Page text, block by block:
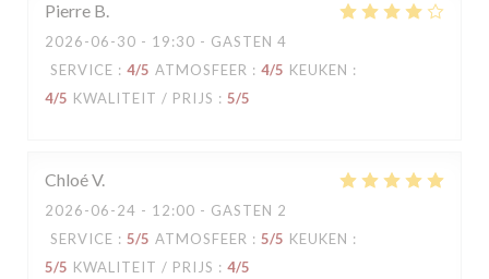
Pierre B
2026-06-30 - 19:30 - GASTEN 4
SERVICE : 4/5 ATMOSFEER : 4/5 KEUKEN :
4/5 KWALITEIT / PRIJS : 5/5
ChloéV
2026-06-24 - 12:00 - GASTEN 2
SERVICE : 5/5 ATMOSFEER : 5/5 KEUKEN :
5/5 KWALITEIT / PRIJS : 4/5